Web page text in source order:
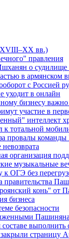
вв.)
правления
о судилище
в армянском
с Россией
уходит в онлайн
бизнесу
участие в
интеллект
провалы
организация
музыкальные
к ОГЭ без
правительства
конь" от
бизнеса
безопасности
Пашиняна
страницу